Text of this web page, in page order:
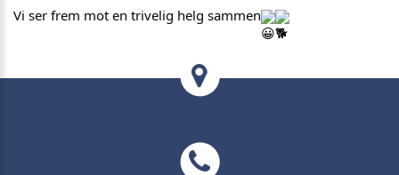
Vi ser frem mot en trivelig helg sammen